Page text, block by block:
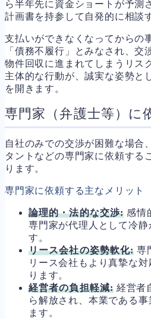
ら半年先に資金ショートが予測
計画書を持参して自発的に相談
支払いができなくなってからの
「債務不履行」とみなされ、交
物件回収に進まれてしまうリス
主体的な行動が、誠実な姿勢と
を開きます。
専門家（弁護士等）に
自社のみでの交渉が困難な場合
タントなどの専門家に依頼する
ります。
専門家に依頼する主なメリット
論理的・法的な交渉: 感情
専門家が代理人として冷
す。
リース会社の姿勢軟化: 専
リース会社もより真摯な
ります。
経営者の負担軽減: 経営者
ら解放され、本業である
ます。